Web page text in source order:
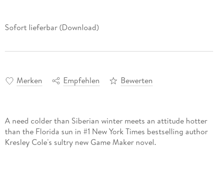
Sofort lieferbar (Download)
Merken Empfehlen Bewerten
A need colder than Siberian winter meets an attitude hotter
than the Florida sun in #1 New York Times bestselling author